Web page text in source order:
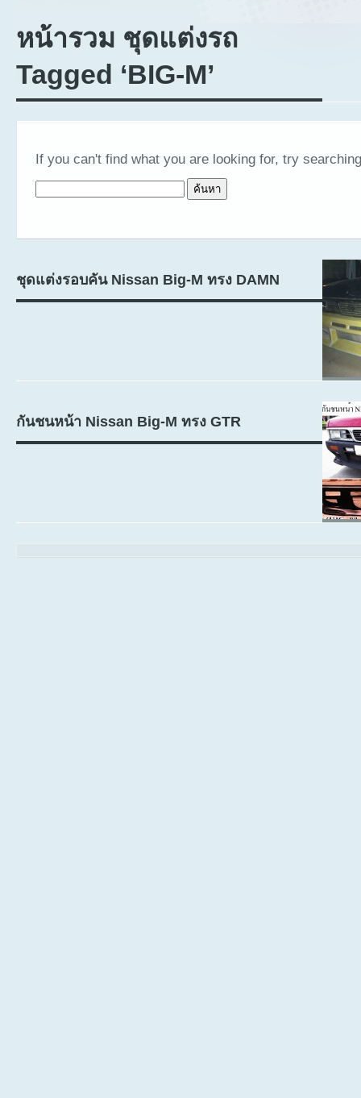
หน้ารวม ชุดแต่งรถ
Tagged ‘BIG-M’
If you can't find what you are looking for, try
ชุดแต่งรอบคัน Nissan Big-M ทรง DAMN
กันชนหน้า Nissan Big-M ทรง GTR